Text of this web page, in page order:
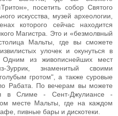
посетить собор Святого
искусства, музей археологии,
которого сейчас находится
Магистра. Это и «безмолвный
Мальты, где вы сможете
улочек и окунуться в
Одним из живописнейших мест
Зуррик, знаменитый своими
гротом", а также суровые
Рабата. По вечерам вы можете
в Слиме - Сент-Джулиансе -
месте Мальты, где на каждом
пивные бары и дискотеки.